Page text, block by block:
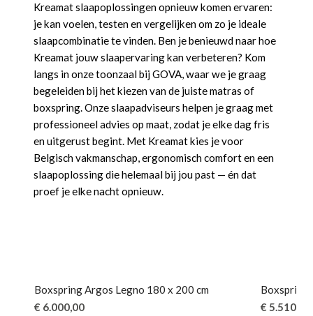
Kreamat slaapoplossingen opnieuw komen ervaren:
je kan voelen, testen en vergelijken om zo je ideale
slaapcombinatie te vinden. Ben je benieuwd naar hoe
Kreamat jouw slaapervaring kan verbeteren? Kom
langs in onze toonzaal bij GOVA, waar we je graag
begeleiden bij het kiezen van de juiste matras of
boxspring. Onze slaapadviseurs helpen je graag met
professioneel advies op maat, zodat je elke dag fris
en uitgerust begint. Met Kreamat kies je voor
Belgisch vakmanschap, ergonomisch comfort en een
slaapoplossing die helemaal bij jou past — én dat
proef je elke nacht opnieuw.
Boxspring Argos Legno 180 x 200 cm
€ 6.000,00
Boxspring
€ 5.510,00